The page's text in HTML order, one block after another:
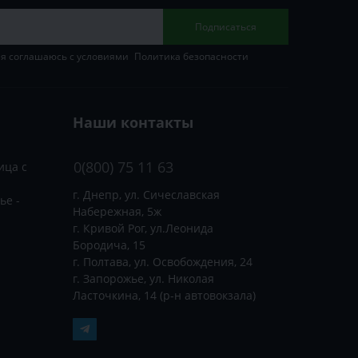
Подписаться
соглашаюсь с условиями Политика безопасности
с
-
Наши контакты
0(800) 75 11 63
г. Днепр, ул. Сичеславская
Набережная, 5ж
г. Кривой Рог, ул.Леонида
Бородича, 15
г. Полтава, ул. Освобождения, 24
г. Запорожье, ул. Николая
Ласточкина, 14 (р-н автовокзала)